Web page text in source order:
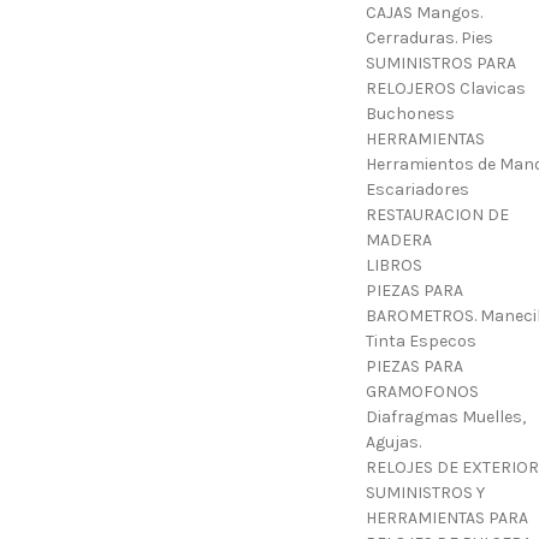
CAJAS Mangos.
Cerraduras. Pies
SUMINISTROS PARA
RELOJEROS Clavicas
Buchoness
HERRAMIENTAS
Herramientos de
Escariadores
RESTAURACION DE
MADERA
LIBROS
PIEZAS PARA
BAROMETROS.
Tinta Especos
PIEZAS PARA
GRAMOFONOS
Diafragmas Muelles,
Agujas.
RELOJES DE EXTERIOR
SUMINISTROS Y
HERRAMIENTAS PARA